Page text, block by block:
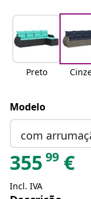
Preto
Modelo
com
355 99 €
Incl. IVA